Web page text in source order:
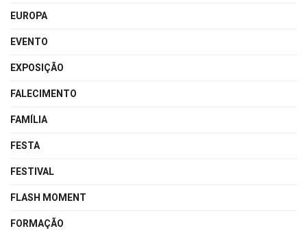
EUROPA
EVENTO
EXPOSIÇÃO
FALECIMENTO
FAMÍLIA
FESTA
FESTIVAL
FLASH MOMENT
FORMAÇÃO